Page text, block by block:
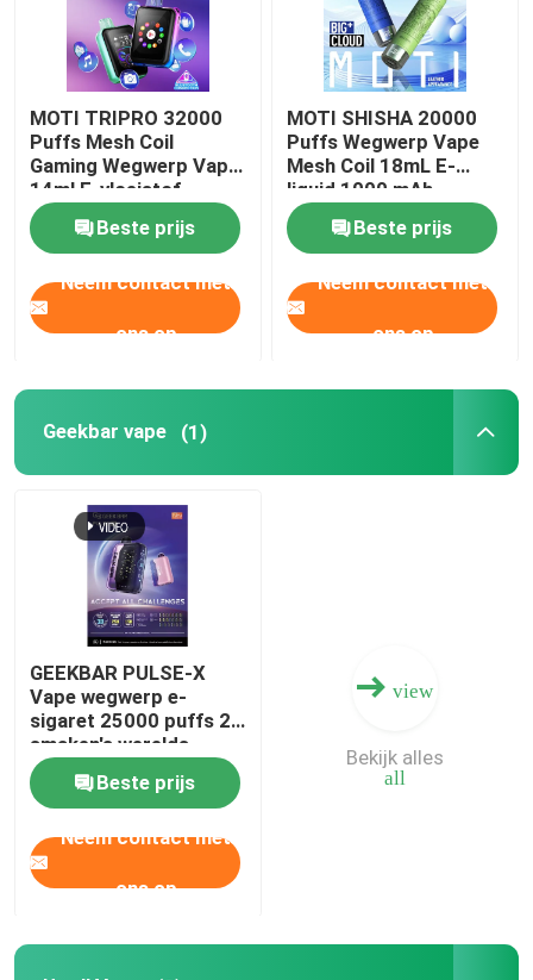
Geekbar vape
OXBAR Vape
Uwell Vape
PEAKBAR damp
HQD VAPE
EPLUS Vape
Vape van de oude school
EPE-damp
VAPORLAX Vape
ENVA damp
OKK VAPE
MOTI TRIPRO 32000
Puffs Mesh Coil
Gaming Wegwerp Vape
14ml E-vloeistof
650mAh 50mg Nicotine
Beste prijs
Neem contact met
ons op
MOTI SHISHA 20000
Puffs Wegwerp Vape
Mesh Coil 18mL E-
liquid 1000 mAh
20mg/mL Nicotine
Type-CBeste prijs
Neem contact met
ons op
Geekbar vape (1)
GEEKBAR PULSE-X
Vape wegwerp e-
sigaret 25000 puffs 20
smaken's werelds
eerste gebogen
schermBeste prijs
Neem contact met
ons op
view
all
Bekijk alles